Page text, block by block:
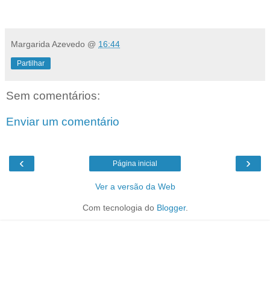
Margarida Azevedo @ 16:44
Partilhar
Sem comentários:
Enviar um comentário
‹ ›
Página inicial
Ver a versão da Web
Com tecnologia do Blogger.